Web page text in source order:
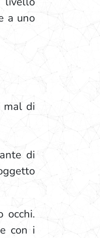
a uno
mal di
di
occhi.
con i